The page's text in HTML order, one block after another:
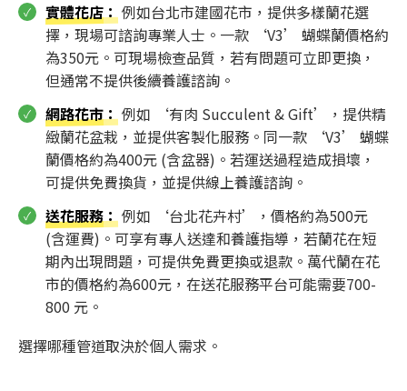
實體花店：例如台北市建國花市，提供多樣蘭花選
擇，現場可諮詢專業人士。一款 ‘V3’ 蝴蝶蘭價格約
為350元。可現場檢查品質，若有問題可立即更換，
但通常不提供後續養護諮詢。
網路花市：例如 ‘有肉 Succulent & Gift’，提供精
緻蘭花盆栽，並提供客製化服務。同一款 ‘V3’ 蝴蝶
蘭價格約為400元 (含盆器)。若運送過程造成損壞，
可提供免費換貨，並提供線上養護諮詢。
送花服務：例如 ‘台北花卉村’，價格約為500元
(含運費)。可享有專人送達和養護指導，若蘭花在短
期內出現問題，可提供免費更換或退款。萬代蘭在花
市的價格約為600元，在送花服務平台可能需要700-
800 元。
選擇哪種管道取決於個人需求。